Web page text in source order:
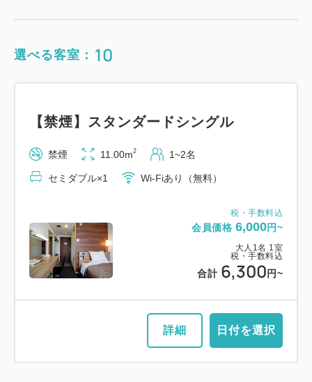
大人1名1室
税・手数料込
8,280 円~
禁煙 11.00m 2 1~2名
セミダブル×1 Wi-Fiあり（無料）
選べる客室： 10
税・手数料込
会員価格 6,000円~
大人 1 名 1 室
税・手数料込
合計 6,300円~
【禁煙】スタンダードシングル
禁煙 11.00m2 1~2名
セミダブル×1 Wi-Fiあり（無料）
詳細 日付を選択